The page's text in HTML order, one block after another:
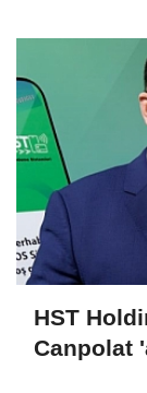
HST
Canpolat